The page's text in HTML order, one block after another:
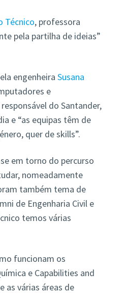
Técnico, professora
pela partilha de ideias”
engenheira Susana
e
do Santander,
e “as equipas têm de
quer de skills”.
em torno do percurso
nomeadamente
também tema de
de Engenharia Civil e
temos várias
funcionam os
e Capabilities and
as várias áreas de